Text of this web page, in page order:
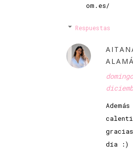
om.es/
Respuestas
día :)